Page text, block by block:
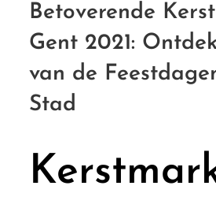
Betoverende
Gent 2021:
van de
Stad